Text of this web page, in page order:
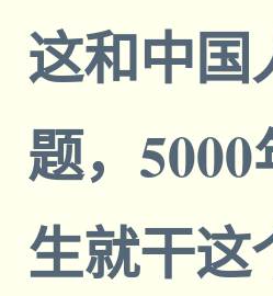
这和中国
题，
生就干